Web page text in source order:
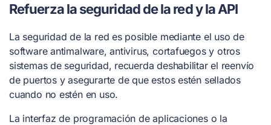
Refuerza la seguridad de la red y la API
La seguridad de la red es posible mediante el uso de
software antimalware, antivirus, cortafuegos y otros
sistemas de seguridad, recuerda deshabilitar el reenvío
de puertos y asegurarte de que estos estén sellados
cuando no estén en uso.
La interfaz de programación de aplicaciones o la